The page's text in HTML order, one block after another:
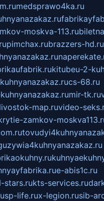
medsprawo4ka.ru
moskva-113.ru
pimchax.rubrazzers-hd.ru
kitubeu-2-
cs-68.ru
mir-tk.ru
map.ruvideo-
zamkov-
e-abis1c.ru
stars.rukts-services.ru
sp-life.rux-legion.rusib-